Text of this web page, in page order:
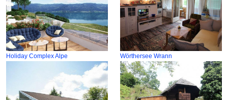
Holiday Complex Alpe Wörthersee Wrann